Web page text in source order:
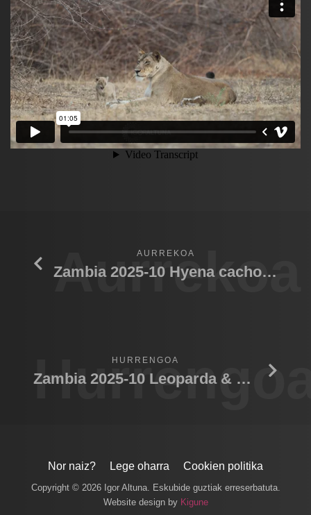
Aurrekoa
AURREKOA
Zambia 2025-10 Hyena cachorro
HURRENGOA
Zambia 2025-10 Leoparda & puku
Nor naiz? Lege oharra Cookien politika
Copyright © 2026 Igor Altuna. Eskubide guztiak erreserbatuta.
Website design by Kigune